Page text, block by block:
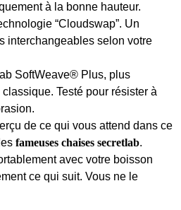
à la bonne hauteur.
“Cloudswap”. Un
interchangeables selon votre
SoftWeave® Plus, plus
classique. Testé pour résister à
de ce qui vous attend dans ce
fameuses chaises secretlab.
avec votre boisson
ce qui suit. Vous ne le